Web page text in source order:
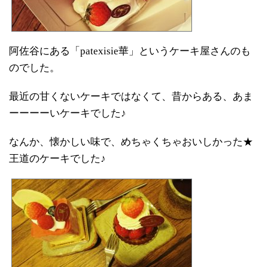
阿佐谷にある「 patexisie華」というケーキ屋さんのも
のでした。
最近の甘くないケーキではなくて、昔からある、あま
ーーーーいケーキでした♪
なんか、懐かしい味で、めちゃくちゃおいしかった★
王道のケーキでした♪